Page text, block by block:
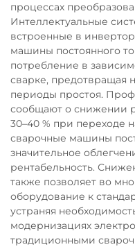
процессах
Интеллектуальные
встроенные в
машины постоянного
потребление в
сварке, предотвращая
периоды простоя.
сообщают о снижении
30–40 % при переходе
сварочные машины
значительное
рентабельность.
также позволяет во
оборудование к
устраняя
модернизациях
традиционными